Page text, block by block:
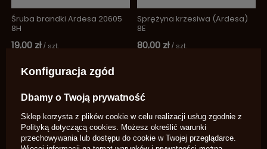
Śruba brandki Ardesa 20605
8H
19,00 zł / szt.
Sprężyna krzesiwa (Ardesa)
8E
80,00 zł / szt.
Konfiguracja zgód
Dbamy o Twoją prywatność
Sklep korzysta z plików cookie w celu realizacji usług zgodnie z
Polityką dotyczącą cookies . Możesz określić warunki
przechowywania lub dostępu do cookie w Twojej przeglądarce.